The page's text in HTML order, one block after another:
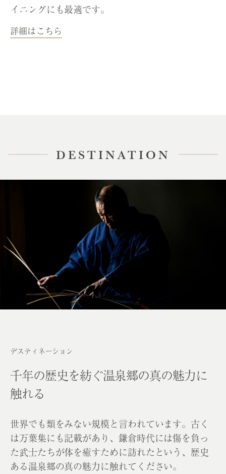
イニングにも最適です。
詳細はこちら
DESTINATION
デスティネーション
千年の歴史を紡ぐ温泉郷の真の魅力に
触れる
世界でも類をみない規模と言われています。古く
は万葉集にも記載があり、鎌倉時代には傷を負っ
た武士たちが体を癒すために訪れたという、歴史
ある温泉郷の真の魅力に触れてください。